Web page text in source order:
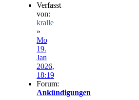
Verfasst
von:
kralle
»
Mo
19.
Jan
2026,
18:19
Forum:
Ankündigungen